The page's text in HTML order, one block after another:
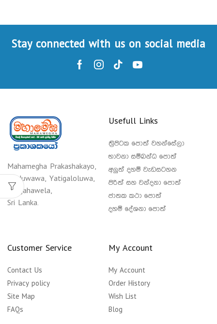
Stay connected with us on social media
Mahamegha Prakashakayo,
Waduwawa, Yatigaloluwa,
Polgahawela,
Sri Lanka.
Usefull Links
ත්‍රිපිටක පොත් වහන්සේලා
භාවනා සම්බන්ධ පොත්
අලුත් දහම් වැඩසටහන
පිරිත් සහ වන්දනා පොත්
ජාතක කථා පොත්
දහම් දේශනා පොත්
Customer Service
Contact Us
Privacy policy
Site Map
FAQs
My Account
My Account
Order History
Wish List
Blog